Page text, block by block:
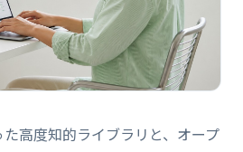
高度知的ライブラリと、オープ